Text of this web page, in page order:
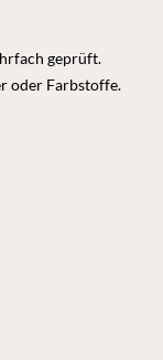
geprüft.
oder Farbstoffe.